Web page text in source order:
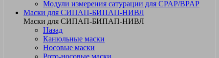
Модули измерения сатурации для CPAP/BPAP
Маски для СИПАП-БИПАП-НИВЛ
Маски для СИПАП-БИПАП-НИВЛ
Назад
Канюльные маски
Носовые маски
Рото-носовые маски